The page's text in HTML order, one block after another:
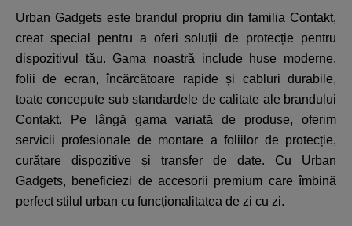
Urban Gadgets este brandul propriu din familia Contakt,
creat special pentru a oferi soluții de protecție pentru
dispozitivul tău. Gama noastră include huse moderne,
folii de ecran, încărcătoare rapide și cabluri durabile,
toate concepute sub standardele de calitate ale brandului
Contakt. Pe lângă gama variată de produse, oferim
servicii profesionale de montare a foliilor de protecție,
curățare dispozitive și transfer de date. Cu Urban
Gadgets, beneficiezi de accesorii premium care îmbină
perfect stilul urban cu funcționalitatea de zi cu zi.